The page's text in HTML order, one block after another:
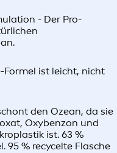
- Der Pro-
Formel ist leicht, nicht
den Ozean, da sie
Oxybenzon und
ist. 63 %
95 % recycelte Flasche